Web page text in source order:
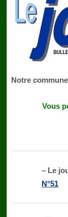
Notre
Vous
– Le
N°51